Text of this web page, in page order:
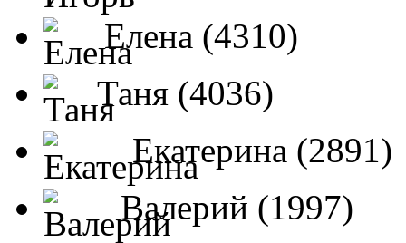
Елена (4310)
Таня (4036)
Екатерина (2891)
Валерий (1997)